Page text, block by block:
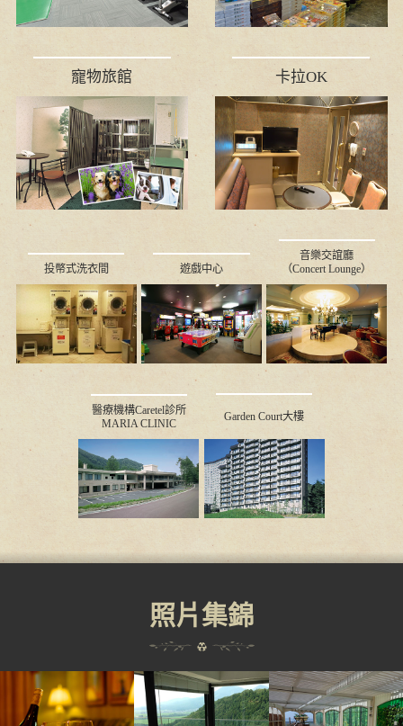
寵物旅館 卡拉OK
投幣式洗衣間 遊戲中心
音樂交誼廳
（Concert Lounge）
醫療機構Caretel診所
MARIA CLINIC
Garden Court大樓
照片集錦